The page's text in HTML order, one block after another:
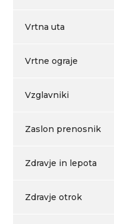
Vrtna uta
Vrtne ograje
Vzglavniki
Zaslon prenosnik
Zdravje in lepota
Zdravje otrok